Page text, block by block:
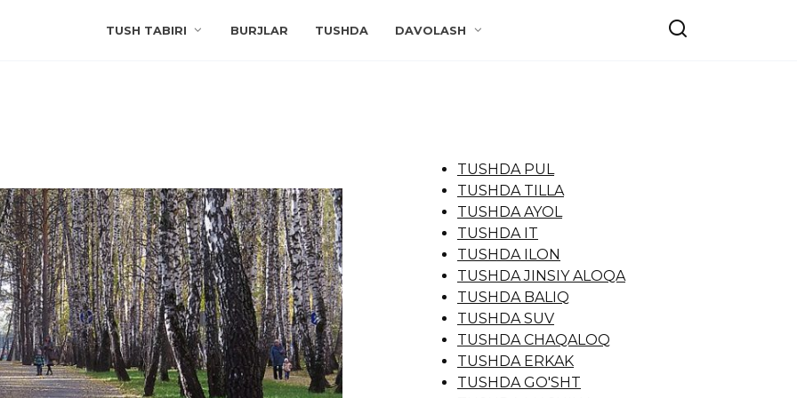
TUSH TABIRI BURJLAR TUSHDA DAVOLASH
TUSHDA PUL
TUSHDA TILLA
TUSHDA AYOL
TUSHDA IT
TUSHDA ILON
TUSHDA JINSIY ALOQA
TUSHDA BALIQ
TUSHDA SUV
TUSHDA CHAQALOQ
TUSHDA ERKAK
TUSHDA GO'SHT